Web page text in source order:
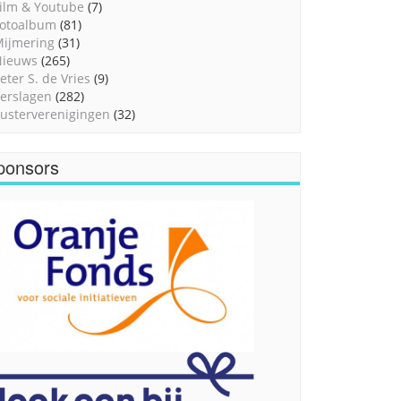
& Youtube (7)
(81)
(31)
(265)
S. de Vries (9)
(282)
(32)